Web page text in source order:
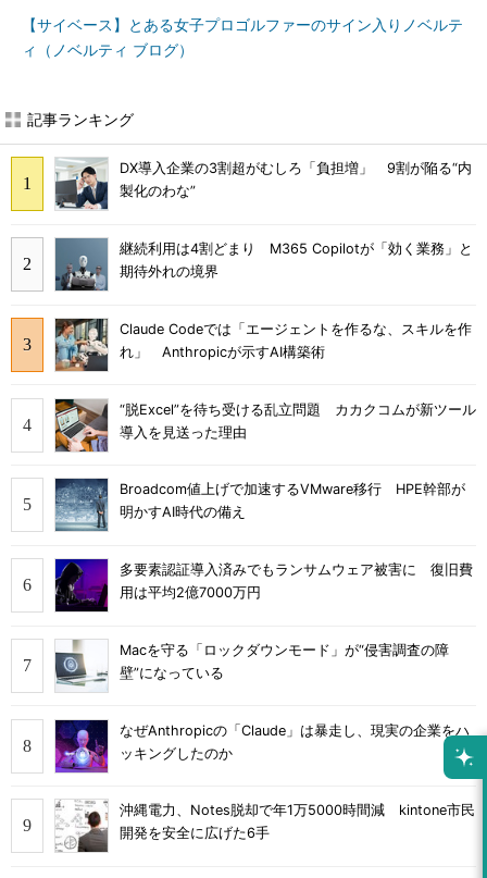
【サイベース】とある女子プロゴルファーのサイン入りノベルテ
ィ（ノベルティ ブログ）
記事ランキング
DX導入企業の3割超がむしろ「負担増」 9割が陥る“内
製化のわな”
継続利用は4割どまり M365 Copilotが「効く業務」と
期待外れの境界
Claude Codeでは「エージェントを作るな、スキルを作
れ」 Anthropicが示すAI構築術
“脱Excel”を待ち受ける乱立問題 カカクコムが新ツール
導入を見送った理由
Broadcom値上げで加速するVMware移行 HPE幹部が
明かすAI時代の備え
多要素認証導入済みでもランサムウェア被害に 復旧費
用は平均2億7000万円
Macを守る「ロックダウンモード」が“侵害調査の障
壁”になっている
なぜAnthropicの「Claude」は暴走し、現実の企業をハ
ッキングしたのか
沖縄電力、Notes脱却で年1万5000時間減 kintone市民
開発を安全に広げた6手